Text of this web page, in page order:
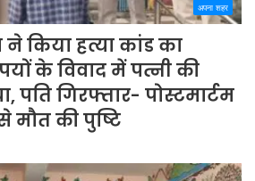
अपना शहर
किया हत्या कांड का
के विवाद में पत्नी की
पति गिरफ्तार- पोस्टमार्टम
की पुष्टि